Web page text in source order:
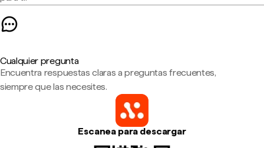
Cualquier pregunta
Encuentra respuestas claras a preguntas frecuentes,
siempre que las necesites.
Escanea para descargar